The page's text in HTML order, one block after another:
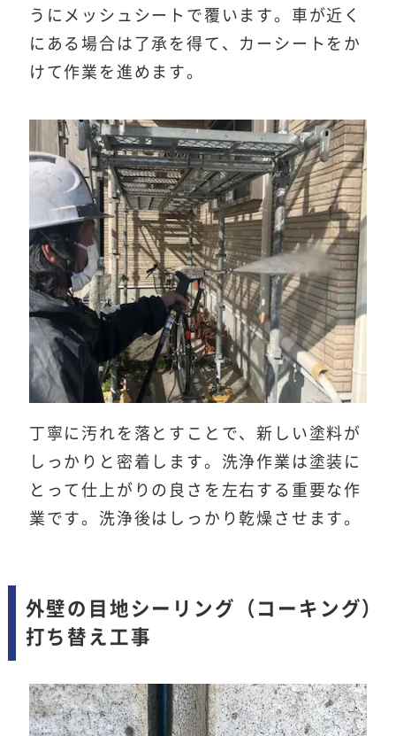
うにメッシュシートで覆います。車が近く
にある場合は了承を得て、カーシートをか
けて作業を進めます。
丁寧に汚れを落とすことで、新しい塗料が
しっかりと密着します。洗浄作業は塗装に
とって仕上がりの良さを左右する重要な作
業です。洗浄後はしっかり乾燥させます。
外壁の目地シーリング（コーキング）
打ち替え工事